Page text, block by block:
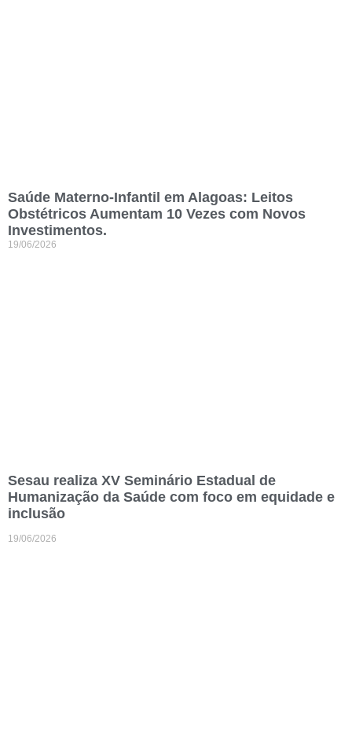
Saúde Materno-Infantil em Alagoas: Leitos
Obstétricos Aumentam 10 Vezes com Novos
Investimentos.
19/06/2026
Sesau realiza XV Seminário Estadual de
Humanização da Saúde com foco em equidade e
inclusão
19/06/2026